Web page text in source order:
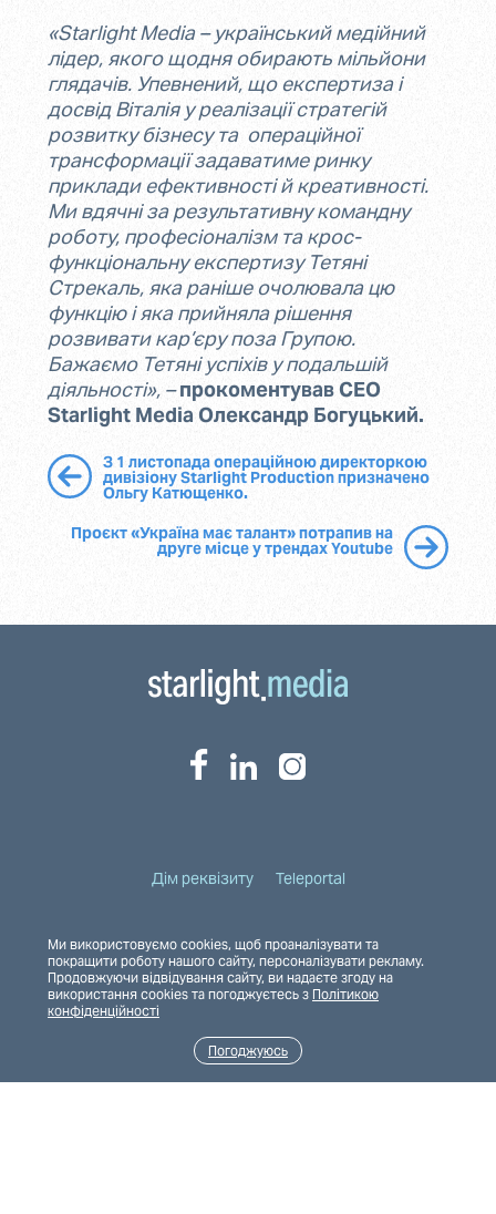
«Starlight Media – український медійний
лідер, якого щодня обирають мільйони
глядачів. Упевнений, що експертиза і
досвід Віталія у реалізації стратегій
розвитку бізнесу та операційної
трансформації задаватиме ринку
приклади ефективності й креативності.
Ми вдячні за результативну командну
роботу, професіоналізм та крос-
функціональну експертизу Тетяні
Стрекаль, яка раніше очолювала цю
функцію і яка прийняла рішення
розвивати кар’єру поза Групою.
Бажаємо Тетяні успіхів у подальшій
діяльності», –прокоментував CEO
Starlight Media Олександр Богуцький.
З 1 листопада операційною директоркою
дивізіону Starlight Production призначено
Ольгу Катющенко.
Проєкт «Україна має талант» потрапив на
друге місце у трендах Youtube
Дім реквізиту Teleportal
Полiтика конфiденцiйностi
Фінансова звітність
Ми використовуємо cookies, щоб проаналізувати та
покращити роботу нашого сайту, персоналізувати рекламу.
Продовжуючи відвідування сайту, ви надаєте згоду на
використання cookies та погоджуєтесь з Політикою
конфіденційності
Погоджуюсь